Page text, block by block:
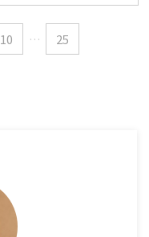
10 … 25